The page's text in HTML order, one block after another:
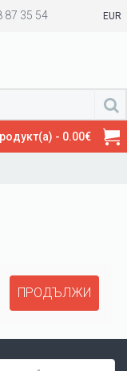
87 35 54 EUR
- 0.00€
ПРОДЪЛЖИ